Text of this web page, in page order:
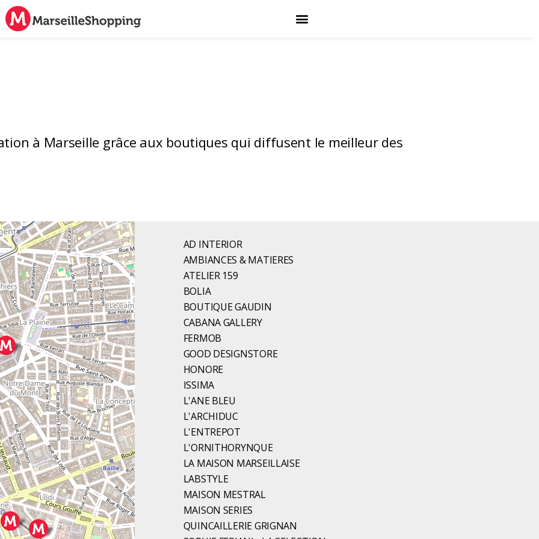
à Marseille grâce aux boutiques qui diffusent le meilleur des
AD INTERIOR
AMBIANCES & MATIERES
ATELIER 159
BOLIA
BOUTIQUE GAUDIN
CABANA GALLERY
FERMOB
GOOD DESIGNSTORE
HONORE
ISSIMA
L'ANE BLEU
L'ARCHIDUC
L'ENTREPOT
L'ORNITHORYNQUE
LA MAISON MARSEILLAISE
LABSTYLE
MAISON MESTRAL
MAISON SERIES
QUINCAILLERIE GRIGNAN